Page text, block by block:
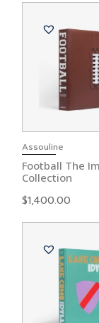
Assouline
Football The
Collection
$1,400.00